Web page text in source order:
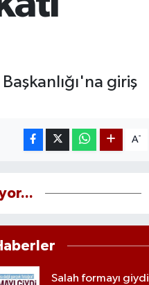
giriş
A-
Salah formayı giydi